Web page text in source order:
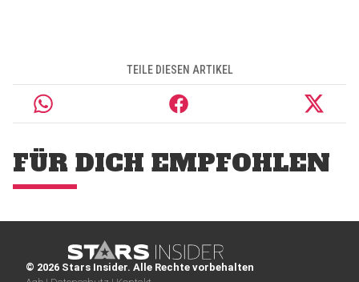
TEILE DIESEN ARTIKEL
FÜR DICH EMPFOHLEN
© 2026 Stars Insider. Alle Rechte vorbehalten